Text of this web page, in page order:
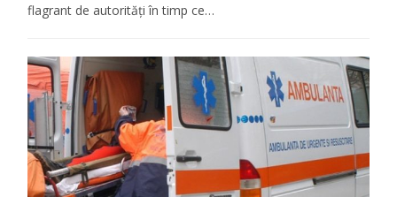
flagrant de autorități în timp ce…